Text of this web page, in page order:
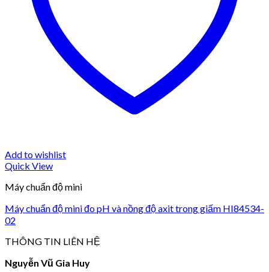
Add to wishlist
Quick View
Máy chuẩn độ mini
Máy chuẩn độ mini đo pH và nồng độ axit trong giấm HI84534-
02
THÔNG TIN LIÊN HỆ
Nguyễn Vũ Gia Huy